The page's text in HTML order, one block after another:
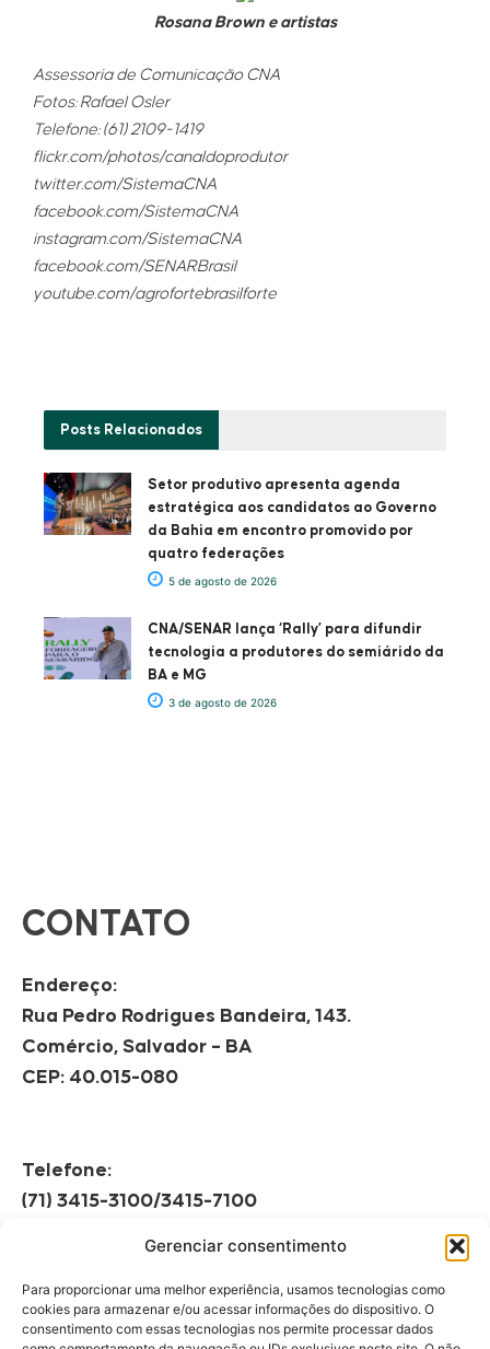
Gerenciar consentimento
Para proporcionar uma melhor experiência, usamos tecnologias como
cookies para armazenar e/ou acessar informações do dispositivo. O
consentimento com essas tecnologias nos permite processar dados
Rosana Brown e artistas
Assessoria de Comunicação CNA
Fotos: Rafael Osler
Telefone: (61) 2109-1419
flickr.com/photos/canaldoprodutor
twitter.com/SistemaCNA
facebook.com/SistemaCNA
instagram.com/SistemaCNA
facebook.com/SENARBrasil
youtube.com/agrofortebrasilforte
Posts Relacionados
Setor produtivo apresenta agenda
estratégica aos candidatos ao Governo
da Bahia em encontro promovido por
quatro federações
5 de agosto de 2026
CNA/SENAR lança ‘Rally’ para difundir
tecnologia a produtores do semiárido da
BA e MG
3 de agosto de 2026
CONTATO
Endereço:
Rua Pedro Rodrigues Bandeira, 143.
Comércio, Salvador – BA
CEP: 40.015-080
Telefone:
(71) 3415-3100/3415-7100
Horário de Funcionamento:
08h às 12h | 13h às 17h